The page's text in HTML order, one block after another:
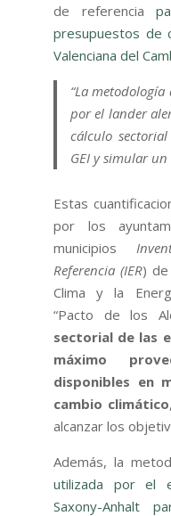
de referencia
presupuestos de
Valenciana del
“La
por el lander
cálculo
GEI y simular un
Estas
por los
municipios
Referencia (IER)
Clima y la
“Pacto de los
sectorial de las
máximo
disponibles en
cambio climático
alcanzar los
Además, la
utilizada por el
Saxony-Anhalt